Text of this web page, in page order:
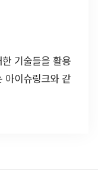
기술들을 활용
아이슈링크와 같